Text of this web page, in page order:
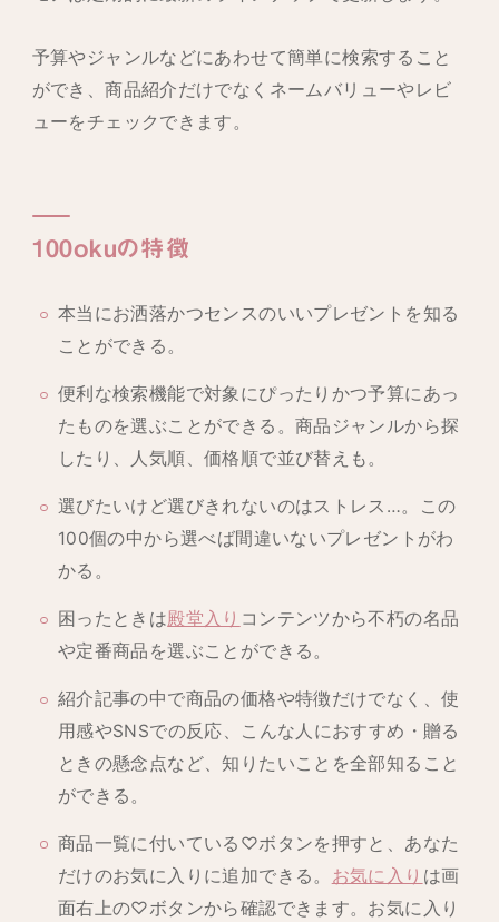
予算やジャンルなどにあわせて簡単に検索すること
ができ、商品紹介だけでなくネームバリューやレビ
ューをチェックできます。
100okuの特徴
本当にお洒落かつセンスのいいプレゼントを知る
ことができる。
便利な検索機能で対象にぴったりかつ予算にあっ
たものを選ぶことができる。商品ジャンルから探
したり、人気順、価格順で並び替えも。
選びたいけど選びきれないのはストレス…。この
100個の中から選べば間違いないプレゼントがわ
かる。
困ったときは殿堂入り コンテンツから不朽の名品
や定番商品を選ぶことができる。
紹介記事の中で商品の価格や特徴だけでなく、使
用感やSNSでの反応、こんな人におすすめ・贈る
ときの懸念点など、知りたいことを全部知ること
ができる。
商品一覧に付いている♡ボタンを押すと、あなた
だけのお気に入りに追加できる。 お気に入り は画
面右上の♡ボタンから確認できます。お気に入り